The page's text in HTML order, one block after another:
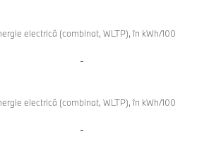
electrică (combinat, WLTP), în kWh/100
-
electrică (combinat, WLTP), în kWh/100
-